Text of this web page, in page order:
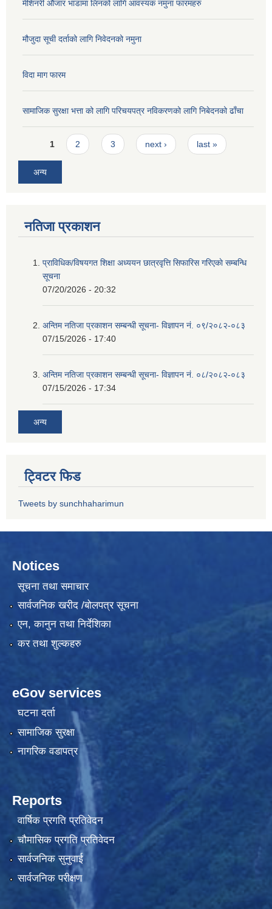
मेशिनरी औजार भाडामा लिनको लागि आवस्यक नमुना फारमहरु
मौजुदा सूची दर्ताको लागि निवेदनको नमुना
विदा माग फारम
सामाजिक सुरक्षा भत्ता को लागि परिचयपत्र नविकरणको लागि निबेदनको ढाँचा
Pages
1 2 3 next › last »
अन्य
नतिजा प्रकाशन
प्राविधिक/विषयगत शिक्षा अध्ययन छात्रवृत्ति सिफारिस गरिएकाे सम्बन्धि
सूचना
07/20/2026 - 20:32
अन्तिम नतिजा प्रकाशन सम्बन्धी सूचना- विज्ञापन नं. ०९/२०८२-०८३
07/15/2026 - 17:40
अन्तिम नतिजा प्रकाशन सम्बन्धी सूचना- विज्ञापन नं. ०८/२०८२-०८३
07/15/2026 - 17:34
अन्य
ट्विटर फिड
Tweets by sunchhaharimun
Notices
सूचना तथा समाचार
सार्वजनिक खरीद /बोलपत्र सूचना
एन, कानुन तथा निर्देशिका
कर तथा शुल्कहरु
eGov services
घटना दर्ता
सामाजिक सुरक्षा
नागरिक वडापत्र
Reports
वार्षिक प्रगति प्रतिवेदन
चौमासिक प्रगति प्रतिवेदन
सार्वजनिक सुनुवाई
सार्वजनिक परीक्षण